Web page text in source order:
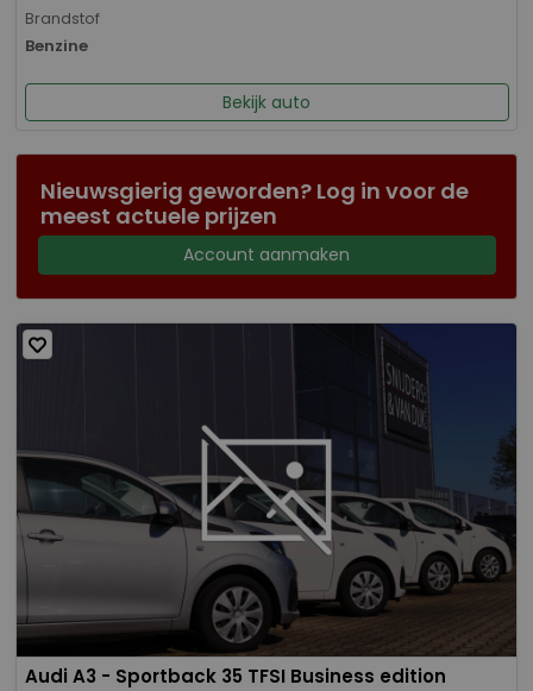
Brandstof
Benzine
Bekijk auto
Nieuwsgierig geworden? Log in voor de
meest actuele prijzen
Account aanmaken
Audi A3 - Sportback 35 TFSI Business edition